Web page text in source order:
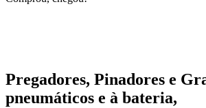
Pregadores, Pinadores e
pneumáticos e à bateria,